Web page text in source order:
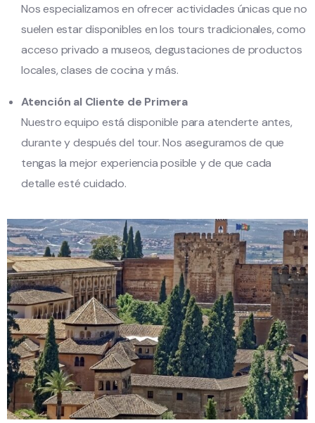
Nos especializamos en ofrecer actividades únicas que no
suelen estar disponibles en los tours tradicionales, como
acceso privado a museos, degustaciones de productos
locales, clases de cocina y más.
Atención al Cliente de Primera
Nuestro equipo está disponible para atenderte antes,
durante y después del tour. Nos aseguramos de que
tengas la mejor experiencia posible y de que cada
detalle esté cuidado.